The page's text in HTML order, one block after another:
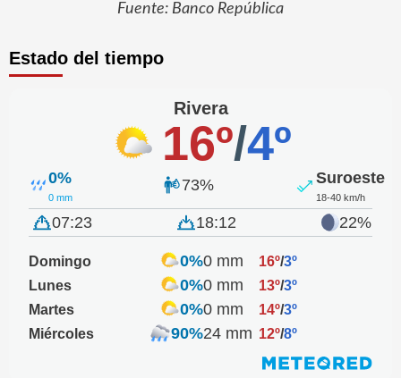
Fuente: Banco República
Estado del tiempo
Rivera
16º/4º
0%
0 mm
73% Suroeste
18-40 km/h
07:23 18:12 22%
Domingo 0%0 mm 16º/3º
Lunes
0%0 mm 13º/3º
Martes
0%0 mm 14º/3º
Miércoles
90%24 mm 12º/8º